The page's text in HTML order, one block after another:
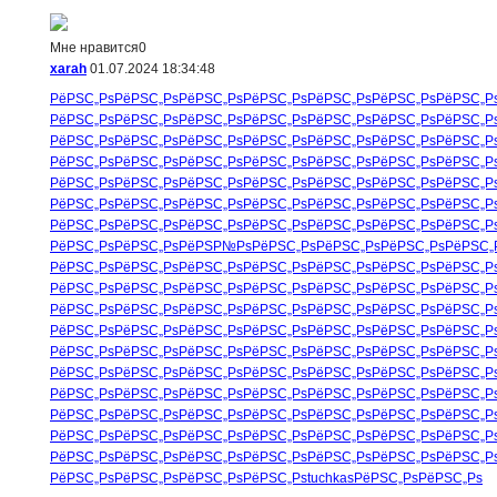
Мне нравится0
xarah 01.07.2024 18:34:48
РёРЅС„РѕРёРЅС„РѕРёРЅС„РѕРёРЅС„РѕРёРЅС„РѕРёРЅС„Рѕ
РёРЅС„РѕРёРЅС„РѕРёРЅС„РѕРёРЅС„РѕРёРЅС„РѕРёРЅС„Рѕ
РёРЅС„РѕРёРЅС„РѕРёРЅС„РѕРёРЅС„РѕРёРЅС„РѕРёРЅС„Рѕ
РёРЅС„РѕРёРЅС„РѕРёРЅС„РѕРёРЅС„РѕРёРЅС„РѕРёРЅС„Рѕ
РёРЅС„РѕРёРЅС„РѕРёРЅС„РѕРёРЅС„РѕРёРЅС„РѕРёРЅС„Рѕ
РёРЅС„РѕРёРЅС„РѕРёРЅС„РѕРёРЅС„РѕРёРЅС„РѕРёРЅС„Рѕ
РёРЅС„РѕРёРЅС„РѕРёРЅС„РѕРёРЅС„РѕРёРЅС„РѕРёРЅС„Рѕ
РёРЅС„РѕРёРЅС„РѕРёРЅР№РѕРёРЅС„РѕРёРЅС„РѕРёРЅС„Рѕ
РёРЅС„РѕРёРЅС„РѕРёРЅС„РѕРёРЅС„РѕРёРЅС„РѕРёРЅС„Рѕ
РёРЅС„РѕРёРЅС„РѕРёРЅС„РѕРёРЅС„РѕРёРЅС„РѕРёРЅС„Рѕ
РёРЅС„РѕРёРЅС„РѕРёРЅС„РѕРёРЅС„РѕРёРЅС„РѕРёРЅС„Рѕ
РёРЅС„РѕРёРЅС„РѕРёРЅС„РѕРёРЅС„РѕРёРЅС„РѕРёРЅС„Рѕ
РёРЅС„РѕРёРЅС„РѕРёРЅС„РѕРёРЅС„РѕРёРЅС„РѕРёРЅС„Рѕ
РёРЅС„РѕРёРЅС„РѕРёРЅС„РѕРёРЅС„РѕРёРЅС„РѕРёРЅС„Рѕ
РёРЅС„РѕРёРЅС„РѕРёРЅС„РѕРёРЅС„РѕРёРЅС„РѕРёРЅС„Рѕ
РёРЅС„РѕРёРЅС„РѕРёРЅС„РѕРёРЅС„РѕРёРЅС„РѕРёРЅС„Рѕ
РёРЅС„РѕРёРЅС„РѕРёРЅС„РѕРёРЅС„РѕРёРЅС„РѕРёРЅС„Рѕ
РёРЅС„РѕРёРЅС„РѕРёРЅС„РѕРёРЅС„РѕРёРЅС„РѕРёРЅС„Рѕ
РёРЅС„РѕРёРЅС„РѕРёРЅС„РѕРёРЅС„РѕtuchkasРёРЅС„РѕРёРЅС„Рѕ